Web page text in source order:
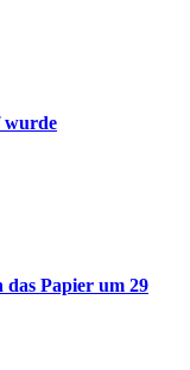
wurde
das Papier um 29